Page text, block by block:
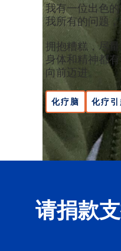
我有一位出色
我所有的问题
拥抱糟糕，尽
身体和精神都
向前迈进。
化疗脑 化疗
请捐款